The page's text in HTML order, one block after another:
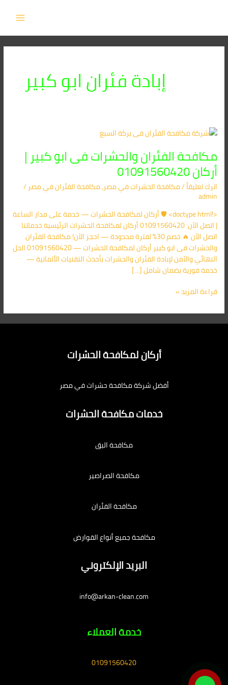
إبادة فئران ابو كبير
مكافحة الفئران والحشرات فى ابو كبير |
أركان 01091560420
اترك تعليقاً/مكافحة الحشرات في مصر,مكافحة الفئران​ في مصر/
admin
<!doctype html> 🛡️ أركان لمكافحة الحشرات — خدمة على مدار الساعة
| اتصل الآن: 01091560420 أركان لمكافحة الحشرات الرئيسية خدماتنا
اتصل الآن 🔥 خصم 30% لفترة محدودة — احجز الآن! مكافحة الفئران
والحشرات فى ابو كبير أركان لمكافحة الحشرات — 01091560420 الحل
النهائي والآمن لإبادة الفئران والحشرات بأحدث التقنيات الألمانية —
خدمة فورية بضمان شامل […]
مكافحة
والحشرات
فى
ابو
كبير
|
أركان
01091560420
قراءة المزيد »
أركان لمكافحة الحشرات
أفضل شركة مكافحة حشرات في مصر
خدمات مكافحة الحشرات
مكافحة البق
مكافحة الصراصير
مكافحة الفئران
مكافحة جميع أنواع القوارض
البريد الإلكتروني
info@arkan-clean.com
خدمة العملاء
01091560420